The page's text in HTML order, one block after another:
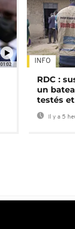
01:02 INFO
RDC :
un
testés
Il y a 5